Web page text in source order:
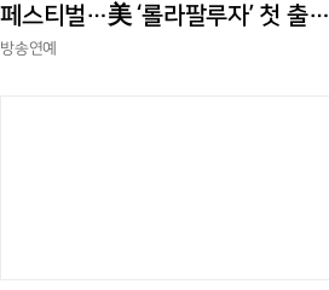
페스티벌…美 ‘롤라팔루자’ 첫 출격
부터 증명한 존재감
방송연예